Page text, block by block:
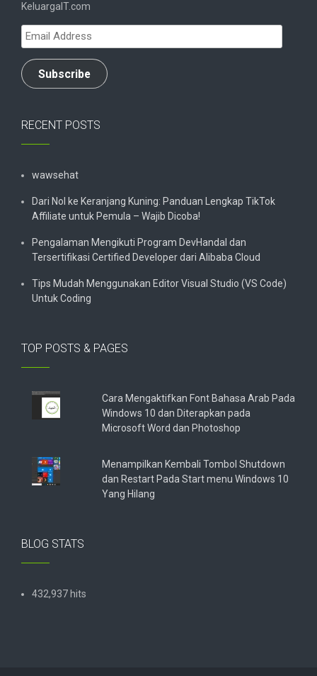
KeluargaIT.com
Email
Address
Subscribe
RECENT POSTS
wawsehat
Dari Nol ke Keranjang Kuning: Panduan Lengkap TikTok
Affiliate untuk Pemula – Wajib Dicoba!
Pengalaman Mengikuti Program DevHandal dan
Tersertifikasi Certified Developer dari Alibaba Cloud
Tips Mudah Menggunakan Editor Visual Studio (VS Code)
Untuk Coding
TOP POSTS & PAGES
Cara Mengaktifkan Font Bahasa Arab Pada
Windows 10 dan Diterapkan pada
Microsoft Word dan Photoshop
Menampilkan Kembali Tombol Shutdown
dan Restart Pada Start menu Windows 10
Yang Hilang
BLOG STATS
432,937 hits